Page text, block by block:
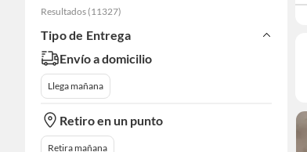
Resultados (11327)
Tipo de Entrega
Envío a domicilio
Llega mañana
Retiro en un punto
Retira mañana